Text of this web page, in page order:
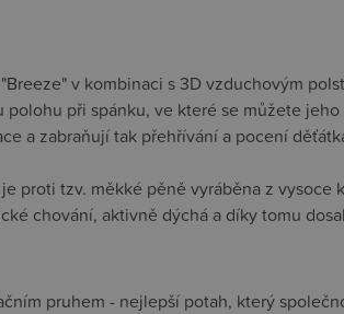
v kombinaci s 3D vzduchovým
při spánku, ve které se můžete
a zabraňují tak přehřívání a pocení
proti tzv. měkké pěně vyráběna z vysoce
chování, aktivně dýchá a díky tomu
pruhem - nejlepší potah, který